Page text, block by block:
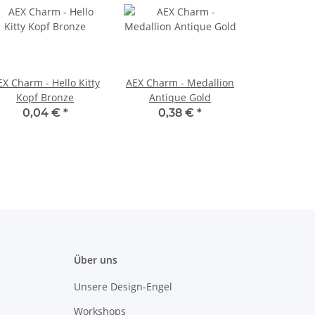
Charm - Hello Kitty
Kopf Bronze
0,04 € *
AEX Charm - Medallion
Antique Gold
0,38 € *
Über uns
Unsere Design-Engel
Workshops